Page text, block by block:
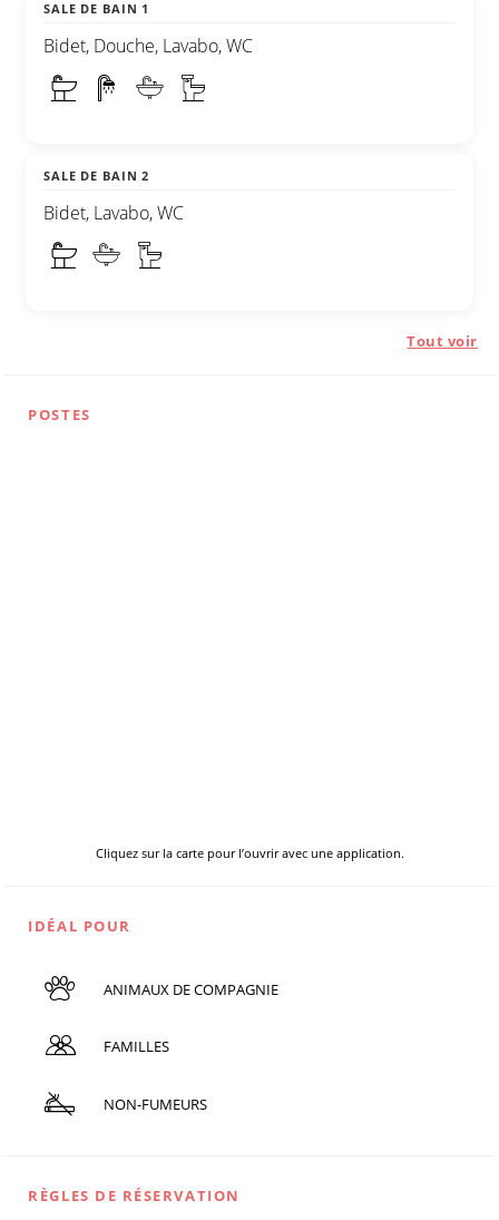
SALE DE BAIN 1
Bidet, Douche, Lavabo, WC
SALE DE BAIN 2
Bidet, Lavabo, WC
Tout voir
POSTES
Cliquez sur la carte pour l’ouvrir avec une application.
IDÉAL POUR
ANIMAUX DE COMPAGNIE
FAMILLES
NON-FUMEURS
RÈGLES DE RÉSERVATION